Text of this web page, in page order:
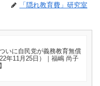
「隠れ教育費」研究室
ついに自民党が義務教育無償
年11月25日）｜福嶋 尚子